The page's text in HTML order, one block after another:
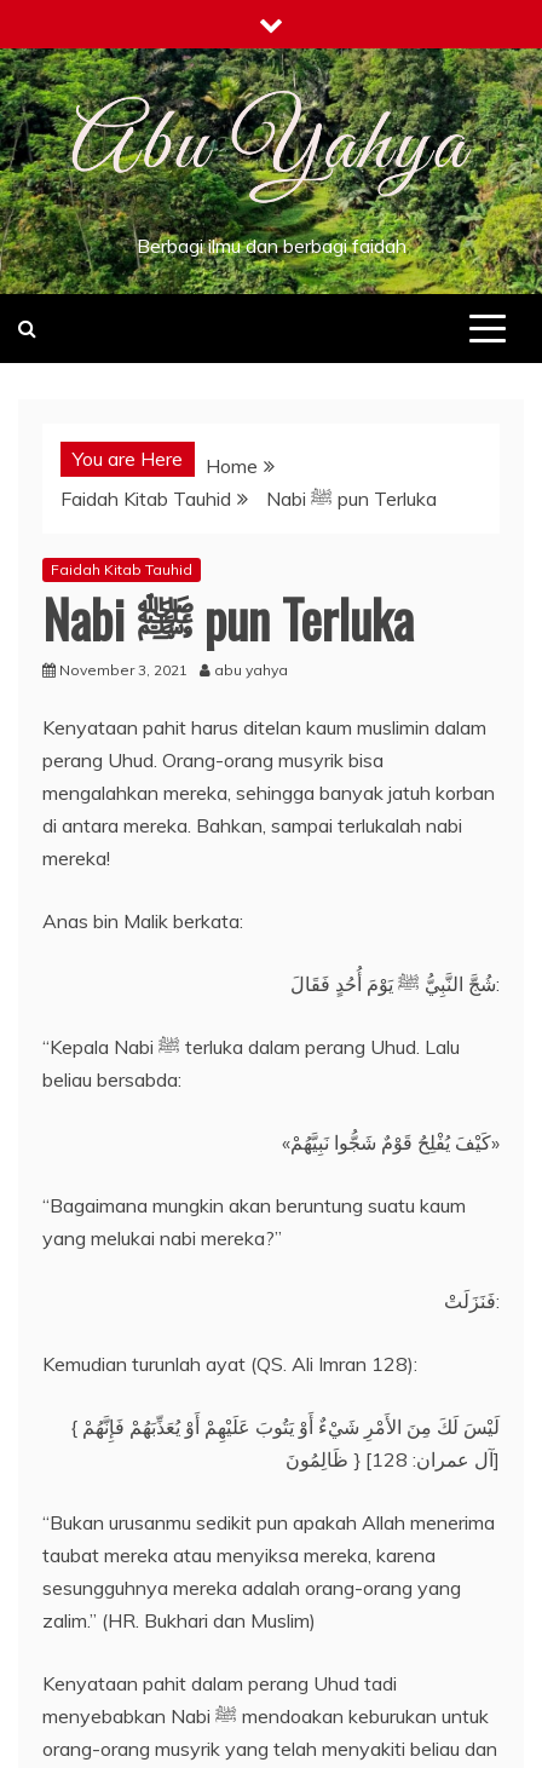
to
content
Berbagi ilmu dan berbagi faidah
You are Here
Home
Faidah Kitab Tauhid
Nabi ﷺ pun Terluka
Faidah Kitab Tauhid
Nabi ﷺ pun Terluka
November 3, 2021 abu yahya
Kenyataan pahit harus ditelan kaum muslimin dalam
perang Uhud. Orang-orang musyrik bisa
mengalahkan mereka, sehingga banyak jatuh korban
di antara mereka. Bahkan, sampai terlukalah nabi
mereka!
Anas bin Malik berkata:
شُجَّ النَّبِيُّ ﷺ يَوْمَ أُحُدٍ فَقَالَ:
“Kepala Nabi ﷺ terluka dalam perang Uhud. Lalu
beliau bersabda:
«كَيْفَ يُفْلِحُ قَوْمٌ شَجُّوا نَبِيَّهُمْ»
“Bagaimana mungkin akan beruntung suatu kaum
yang melukai nabi mereka?”
فَنَزَلَتْ:
Kemudian turunlah ayat (QS. Ali Imran 128):
{ لَيْسَ لَكَ مِنَ الأَمْرِ شَيْءٌ أَوْ يَتُوبَ عَلَيْهِمْ أَوْ يُعَذِّبَهُمْ فَإِنَّهُمْ
ظَالِمُونَ } [آل عمران: 128]
“Bukan urusanmu sedikit pun apakah Allah menerima
taubat mereka atau menyiksa mereka, karena
sesungguhnya mereka adalah orang-orang yang
zalim.” (HR. Bukhari dan Muslim)
Kenyataan pahit dalam perang Uhud tadi
menyebabkan Nabi ﷺ mendoakan keburukan untuk
orang-orang musyrik yang telah menyakiti beliau dan